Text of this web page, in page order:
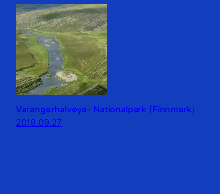
Varangerhalvøya- Nationalpark (Finnmark)
2019.09.27